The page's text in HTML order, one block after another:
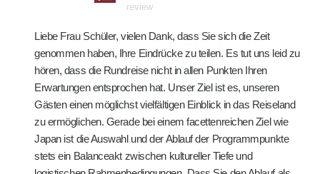
review
Liebe Frau Schüler, vielen Dank, dass Sie sich die Zeit
genommen haben, Ihre Eindrücke zu teilen. Es tut uns leid zu
hören, dass die Rundreise nicht in allen Punkten Ihren
Erwartungen entsprochen hat. Unser Ziel ist es, unseren
Gästen einen möglichst vielfältigen Einblick in das Reiseland
zu ermöglichen. Gerade bei einem facettenreichen Ziel wie
Japan ist die Auswahl und der Ablauf der Programmpunkte
stets ein Balanceakt zwischen kultureller Tiefe und